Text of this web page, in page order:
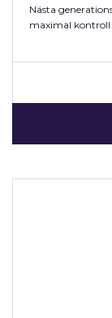
Nästa
maximal kontroll